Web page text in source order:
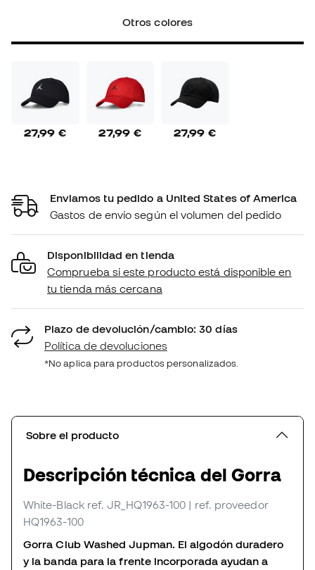
Otros colores
27,99 € 27,99 € 27,99 €
Enviamos tu pedido a United States of America
Gastos de envío según el volumen del pedido
Disponibilidad en tienda
Comprueba si este producto está disponible en
tu tienda más cercana
Plazo de devolución/cambio: 30 días
Política de devoluciones
*No aplica para productos personalizados.
Sobre el producto
Descripción técnica del Gorra
White-Black ref. JR_HQ1963-100 | ref. proveedor
HQ1963-100
Gorra Club Washed Jupman. El algodón duradero
y la banda para la frente incorporada ayudan a